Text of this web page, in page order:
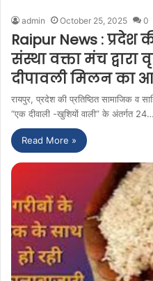
admin October 25, 2025 0
Raipur News : प्रदेश
संस्था वक्ता मंच द्वारा
दीपावली मिलन का
रायपुर, प्रदेश की प्रतिष्ठित सामाजिक व
“एक दीवाली -खुशियों वाली” के अंतर्गत 24…
Read More »